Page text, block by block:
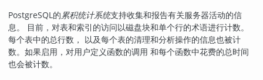
PostgreSQL的累积统计系统支持收集和报告有关服务器活动的信
息。 目前，对表和索引的访问以磁盘块和单个行的术语进行计数。
每个表中的总行数， 以及每个表的清理和分析操作的信息也被计
数。如果启用，对用户定义函数的调用 和每个函数中花费的总时间
也会被计数。